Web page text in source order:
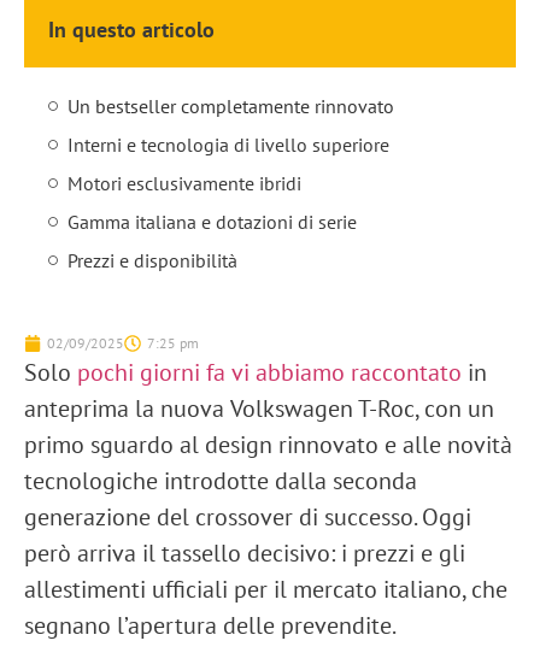
In questo articolo
Un bestseller completamente rinnovato
Interni e tecnologia di livello superiore
Motori esclusivamente ibridi
Gamma italiana e dotazioni di serie
Prezzi e disponibilità
02/09/2025 7:25 pm
Solo pochi giorni fa vi abbiamo raccontato in
anteprima la nuova Volkswagen T-Roc, con un
primo sguardo al design rinnovato e alle novità
tecnologiche introdotte dalla seconda
generazione del crossover di successo. Oggi
però arriva il tassello decisivo: i prezzi e gli
allestimenti ufficiali per il mercato italiano, che
segnano l’apertura delle prevendite.